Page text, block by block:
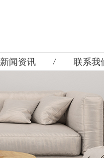
新闻资讯 联系我